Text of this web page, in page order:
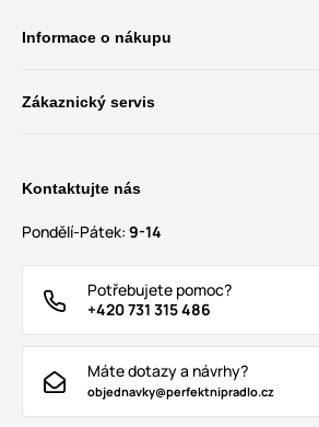
Informace o nákupu
Zákaznický servis
Kontaktujte nás
Pondělí-Pátek: 9-14
Potřebujete pomoc?
+420 731 315 486
Máte dotazy a návrhy?
objednavky@perfektnipradlo.cz